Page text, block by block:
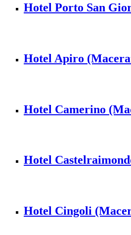
Hotel Porto San
Hotel Apiro
Hotel Camerino
Hotel
Hotel Cingoli